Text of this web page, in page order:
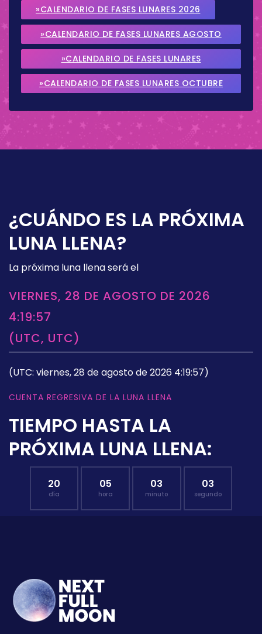
»CALENDARIO DE FASES LUNARES 2026
»CALENDARIO DE FASES LUNARES AGOSTO
2026
»CALENDARIO DE FASES LUNARES
SEPTIEMBRE 2026
»CALENDARIO DE FASES LUNARES OCTUBRE
¿CUÁNDO ES LA PRÓXIMA
LUNA LLENA?
La próxima luna llena será el
VIERNES, 28 DE AGOSTO DE 2026
4:19:57
(UTC, UTC)
(UTC: viernes, 28 de agosto de 2026 4:19:57)
CUENTA REGRESIVA DE LA LUNA LLENA
TIEMPO HASTA LA
PRÓXIMA LUNA LLENA:
20
día
05
hora
03
minuto
02
segundo